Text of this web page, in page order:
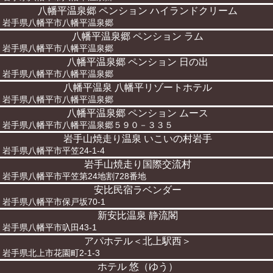
八幡平温泉郷 ペンション ハイランドクリーム
岩手県八幡平市八幡平温泉郷
八幡平温泉郷 ペンション ラム
岩手県八幡平市八幡平温泉郷
八幡平温泉郷 ペンション 日の出
岩手県八幡平市八幡平温泉郷
八幡平温泉 八幡平リゾートホテル
岩手県八幡平市八幡平温泉郷
八幡平温泉郷 ペンション ムース
岩手県八幡平市八幡平温泉郷５９０－３３５
岩手山焼走り温泉 いこいの村岩手
岩手県八幡平市平笠24-1-4
岩手山焼走り国際交流村
岩手県八幡平市平笠第24地割728番地
安比民宿ラベンダー
岩手県八幡平市保戸坂70-1
新安比温泉 静流閣
岩手県八幡平市叺田43-1
アパホテル＜北上駅西＞
岩手県北上市花園町2-1-3
ホテル 悠（ゆう）